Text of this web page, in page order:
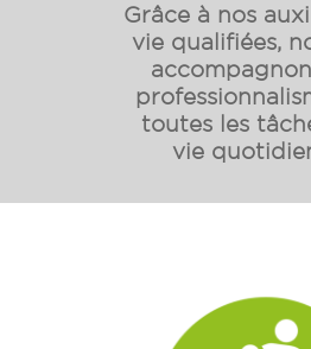
Grâce à nos
vie qualifiées,
toutes les
vie